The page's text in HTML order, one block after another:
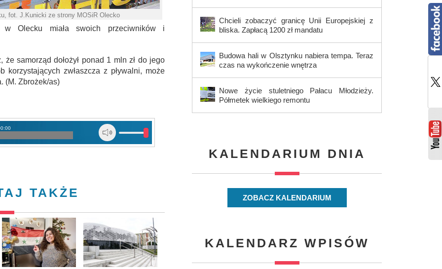
fot. J.Kunicki ze strony MOSiR Olecko
w Olecku miała swoich przeciwników i
samorząd dołożył ponad 1 mln zł do jego
zwłaszcza z pływalni, może
(M. Zbrożek/as)
TAKŻE
Chcieli zobaczyć granicę Unii Europejskiej z
bliska. Zapłacą 1200 zł mandatu
Budowa hali w Olsztynku nabiera tempa. Teraz
czas na wykończenie wnętrza
Nowe życie stuletniego Pałacu Młodzieży.
Półmetek wielkiego remontu
KALENDARIUM DNIA
ZOBACZ KALENDARIUM
KALENDARZ WPISÓW